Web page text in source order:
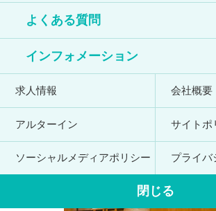
よくある質問
インフォメーション
求人情報 会社概要
アルターイン サイトポ
ソーシャルメディアポリシー プライバ
閉じる
靴のお直しが出来る店舗
鞄のお直しが出来る店舗